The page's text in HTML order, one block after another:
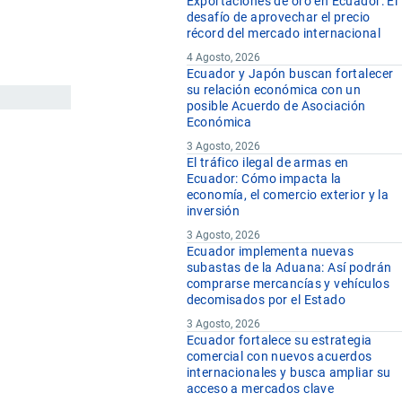
desafío de aprovechar el precio
récord del mercado internacional
4 Agosto, 2026
Ecuador y Japón buscan fortalecer
su relación económica con un
posible Acuerdo de Asociación
Económica
3 Agosto, 2026
El tráfico ilegal de armas en
Ecuador: Cómo impacta la
economía, el comercio exterior y la
inversión
3 Agosto, 2026
Ecuador implementa nuevas
subastas de la Aduana: Así podrán
comprarse mercancías y vehículos
decomisados por el Estado
3 Agosto, 2026
Ecuador fortalece su estrategia
comercial con nuevos acuerdos
internacionales y busca ampliar su
acceso a mercados clave